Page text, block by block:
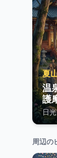
夏
温
護
日
周辺の